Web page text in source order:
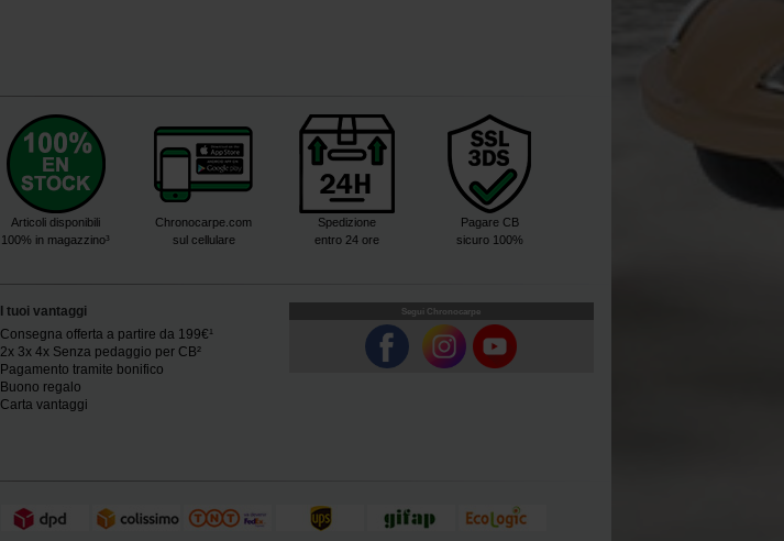
Articoli disponibili
100% in magazzino³
Chronocarpe.com
sul cellulare
Spedizione
entro 24 ore
Pagare CB
sicuro 100%
I tuoi vantaggi
Consegna offerta a partire da 199€¹
2x 3x 4x Senza pedaggio per CB²
Pagamento tramite bonifico
Buono regalo
Carta vantaggi
Segui Chronocarpe